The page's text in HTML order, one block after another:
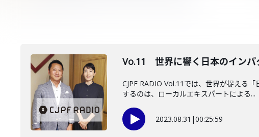
Vo.11 世界に響く日本のインパ
CJPF RADIO Vol.11では、世界が捉える
するのは、ローカルエキスパートによる...
2023.08.31 |00:25:59